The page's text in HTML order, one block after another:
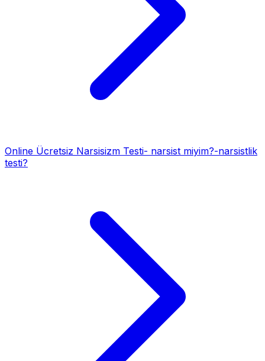
Online Ücretsiz Narsisizm Testi- narsist miyim?-narsistlik
testi?